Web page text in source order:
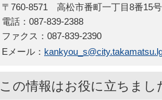
〒760-8571 高松市番町一丁目8番15
電話：087-839-2388
ファクス：087-839-2390
Eメール：
この情報はお役に立ちまし